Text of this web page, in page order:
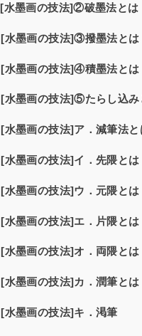
[水墨画の技法]②破墨法とは
[水墨画の技法]③撥墨法とは
[水墨画の技法]④積墨法とは
[水墨画の技法]⑤たらし込み
[水墨画の技法]ア．減筆法と
[水墨画の技法]イ．先隈とは
[水墨画の技法]ウ．元隈とは
[水墨画の技法]エ．片隈とは
[水墨画の技法]オ．両隈とは
[水墨画の技法]カ．潤筆とは
[水墨画の技法]キ．渇筆